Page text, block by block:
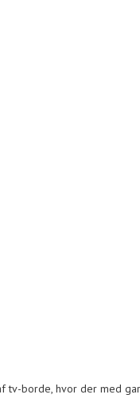
borde, hvor der med